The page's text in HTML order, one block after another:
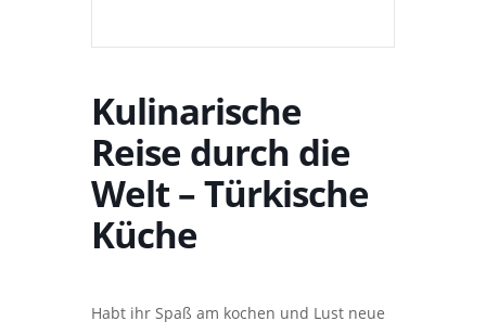
Kulinarische
Reise durch die
Welt – Türkische
Küche
Habt ihr Spaß am kochen und Lust neue